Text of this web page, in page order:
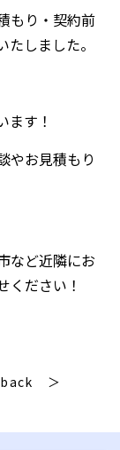
もり・契約前
しました。
ます！
やお見積もり
など近隣にお
ください！
back